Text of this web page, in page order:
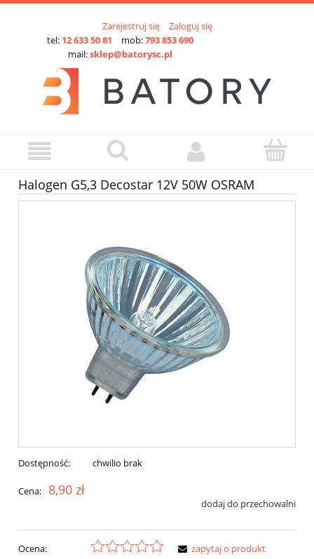
Zarejestruj się
Zaloguj się
tel: 12 633 50 81 mob:793 853 690
mail:sklep@batorysc.pl
Halogen G5,3 Decostar 12V 50W OSRAM
Dostępność: chwilio brak
Cena: 8,90 zł
dodaj do przechowalni
Ocena:
zapytaj o produkt